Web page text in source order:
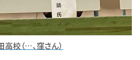
高校（…、窪さん）